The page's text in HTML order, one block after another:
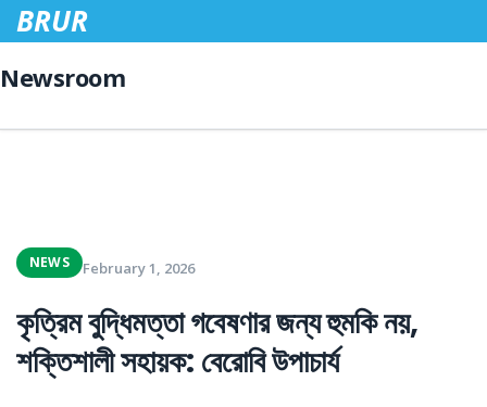
BRUR
Newsroom
NEWS February 1, 2026
কৃত্রিম বুদ্ধিমত্তা গবেষণার জন্য হুমকি নয়,
শক্তিশালী সহায়ক: বেরোবি উপাচার্য